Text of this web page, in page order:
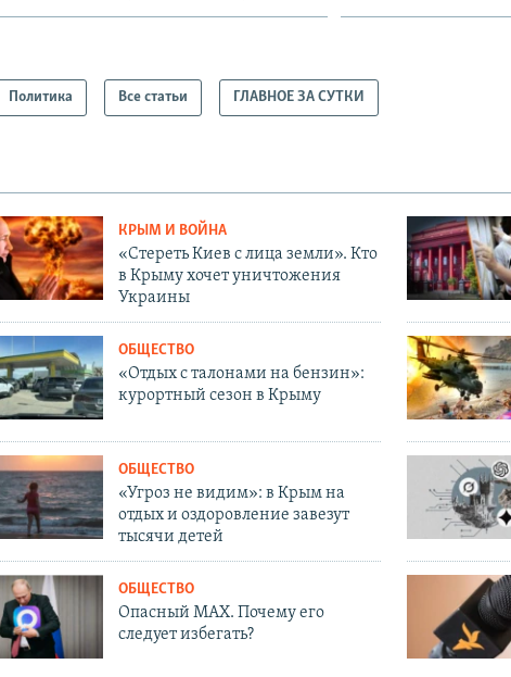
Политика Все статьи ГЛАВНОЕ ЗА СУТКИ
КРЫМ И ВОЙНА
«Стереть Киев с лица земли». Кто
в Крыму хочет уничтожения
Украины
ОБЩЕСТВО
«Отдых с талонами на бензин»:
курортный сезон в Крыму
ОБЩЕСТВО
«Угроз не видим»: в Крым на
отдых и оздоровление завезут
тысячи детей
ОБЩЕСТВО
Опасный MAX. Почему его
следует избегать?